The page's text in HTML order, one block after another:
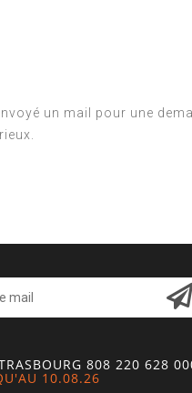
un mail pour une
808 220 628
10.08.26